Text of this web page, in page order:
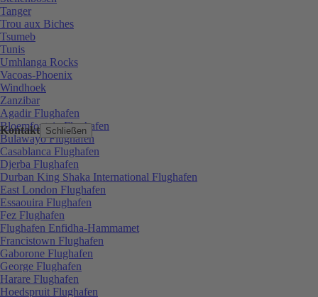
Kontakt Schließen
Tanger
Trou aux Biches
Tsumeb
Tunis
Umhlanga Rocks
Vacoas-Phoenix
Windhoek
Zanzibar
Agadir Flughafen
Bloemfontein Flughafen
Bulawayo Flughafen
Casablanca Flughafen
Djerba Flughafen
Durban King Shaka International Flughafen
East London Flughafen
Essaouira Flughafen
Fez Flughafen
Flughafen Enfidha-Hammamet
Francistown Flughafen
Gaborone Flughafen
George Flughafen
Harare Flughafen
Hoedspruit Flughafen